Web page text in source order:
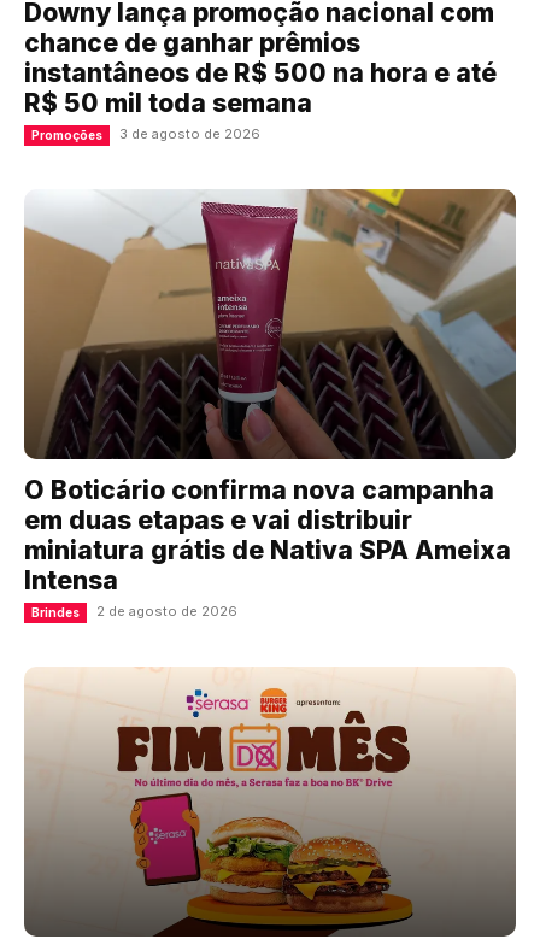
Downy lança promoção nacional com
chance de ganhar prêmios
instantâneos de R$ 500 na hora e até
R$ 50 mil toda semana
Promoções 3 de agosto de 2026
O Boticário confirma nova campanha
em duas etapas e vai distribuir
miniatura grátis de Nativa SPA Ameixa
Intensa
Brindes 2 de agosto de 2026